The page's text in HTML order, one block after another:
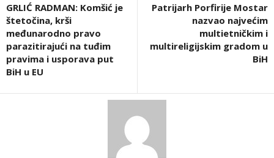
GRLIĆ RADMAN: Komšić je
štetočina, krši
međunarodno pravo
parazitirajući na tuđim
pravima i usporava put
BiH u EU
Patrijarh Porfirije Mostar
nazvao najvećim
multietničkim i
multireligijskim gradom u
BiH